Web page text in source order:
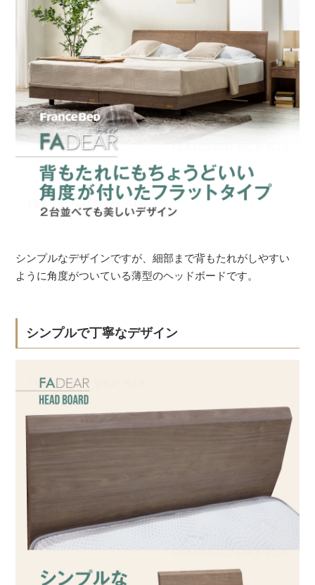
シンプルなデザインですが、細部まで背もたれがしやすい
ように角度がついている薄型のヘッドボードです。
シンプルで丁寧なデザイン